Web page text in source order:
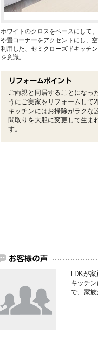
ホワイトのクロスをベースにして
や畳コーナーをアクセントにし、
利用した、セミクローズドキッチ
を意識。
ご両親と同居することになっ
うにご実家をリフォームして2
キッチンにはお掃除がラクな
間取りを大胆に変更して生ま
す。
LDKが家
キッチ
で、家族